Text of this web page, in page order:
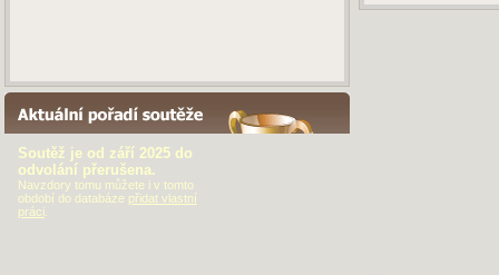
AKTUÁLNÍ POŘADÍ SOUTĚŽE
Soutěž je od září 2025 do
odvolání přerušena.
Navzdory tomu můžete i v tomto
období do databáze přidat vlastní
práci